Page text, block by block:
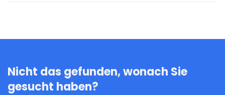
Nicht das gefunden, wonach Sie
gesucht haben?